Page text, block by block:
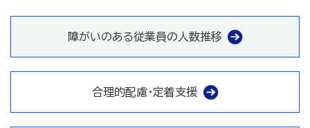
障がいのある従業員の人数推移
合理的配慮・定着支援